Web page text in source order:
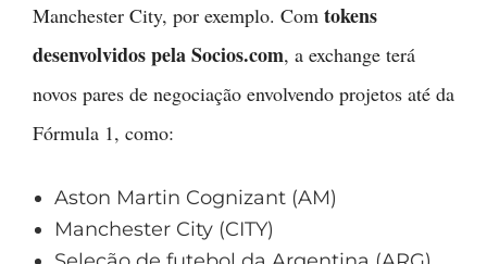
Manchester City, por exemplo. Com tokens
desenvolvidos pela Socios.com, a exchange terá
novos pares de negociação envolvendo projetos até da
Fórmula 1, como:
Aston Martin Cognizant (AM)
Manchester City (CITY)